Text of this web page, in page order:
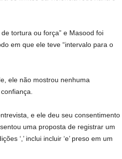
tortura ou força” e Masood foi
em que ele teve “intervalo para o
ele não mostrou nenhuma
e ele deu seu consentimento
uma proposta de registrar um
‘,’ inclui incluir ‘e’ preso em um